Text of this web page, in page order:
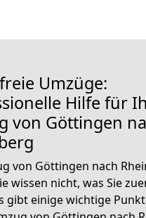
Umzüge:
Hilfe für
von Göttingen
von Göttingen nach
wissen nicht, was Sie
gibt einige wichtige